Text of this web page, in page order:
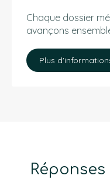
Chaque dossier
avançons
Plus